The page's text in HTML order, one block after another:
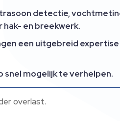
detectie,
en breekwerk.​
een uitgebreid
snel mogelijk te verhelpen.​
overlast.​